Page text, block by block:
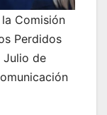
Comisión
Perdidos
Julio de